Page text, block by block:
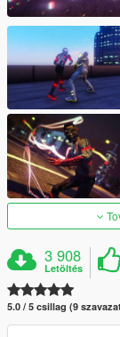
3 908
Letöltés
5.0 / 5 csillag (9